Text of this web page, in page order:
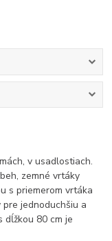
v usadlostiach.
zemné vrtáky
s priemerom vrtáka
pre jednoduchšiu a
dĺžkou 80 cm je